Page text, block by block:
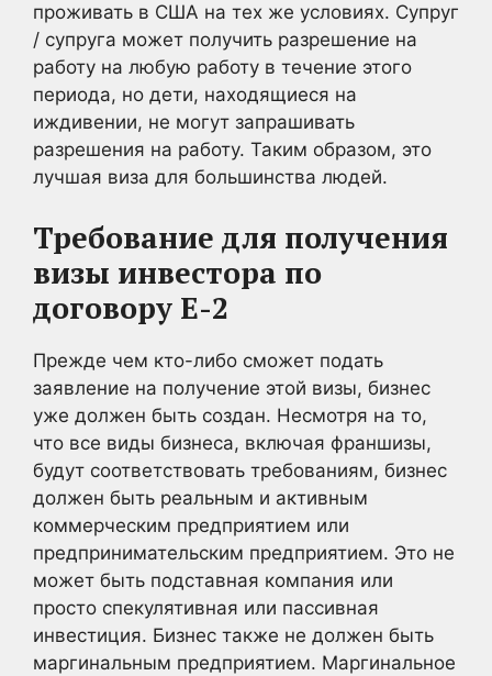
проживать в США на тех же условиях. Супруг
/ супруга может получить разрешение на
работу на любую работу в течение этого
периода, но дети, находящиеся на
иждивении, не могут запрашивать
разрешения на работу. Таким образом, это
лучшая виза для большинства людей.
Требование для получения
визы инвестора по
договору E-2
Прежде чем кто-либо сможет подать
заявление на получение этой визы, бизнес
уже должен быть создан. Несмотря на то,
что все виды бизнеса, включая франшизы,
будут соответствовать требованиям, бизнес
должен быть реальным и активным
коммерческим предприятием или
предпринимательским предприятием. Это не
может быть подставная компания или
просто спекулятивная или пассивная
инвестиция. Бизнес также не должен быть
маргинальным предприятием. Маргинальное